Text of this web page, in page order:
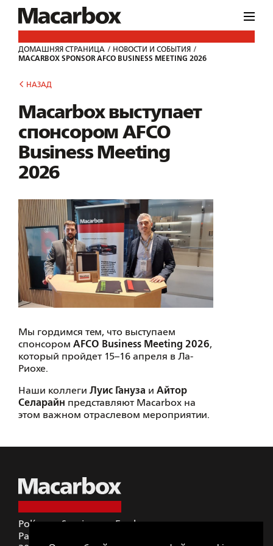
ДОМАШНЯЯ СТРАНИЦА
НОВОСТИ И СОБЫТИЯ
MACARBOX SPONSOR AFCO BUSINESS MEETING 2026
НАЗАД
Macarbox выступает
спонсором AFCO
Business Meeting
2026
Мы гордимся тем, что выступаем
спонсором AFCO Business Meeting 2026,
который пройдет 15–16 апреля в Ла-
Риохе.
Наши коллеги Луис Гануза и Айтор
Селарайн представляют Macarbox на
этом важном отраслевом мероприятии.
Polígono Sansinenea-Erreka
Pabellón A4